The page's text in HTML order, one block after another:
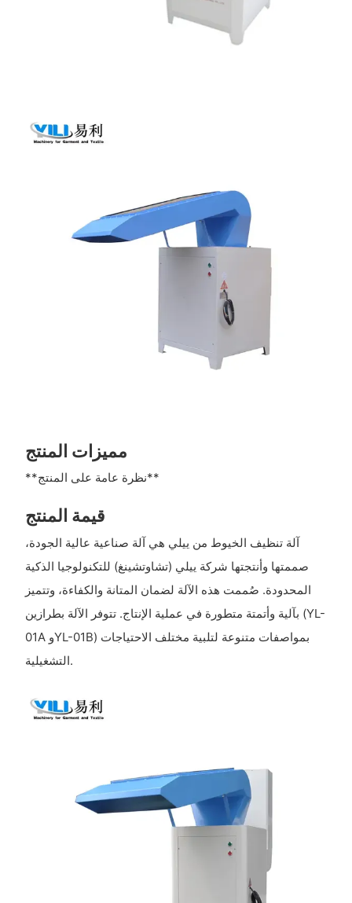
مميزات المنتج
**نظرة عامة على المنتج**
قيمة المنتج
آلة تنظيف الخيوط من ييلي هي آلة صناعية عالية الجودة،
صممتها وأنتجتها شركة ييلي (تشاوتشينغ) للتكنولوجيا الذكية
المحدودة. صُممت هذه الآلة لضمان المتانة والكفاءة، وتتميز
بآلية وأتمتة متطورة في عملية الإنتاج. تتوفر الآلة بطرازين (YL-
01A وYL-01B) بمواصفات متنوعة لتلبية مختلف الاحتياجات
التشغيلية.